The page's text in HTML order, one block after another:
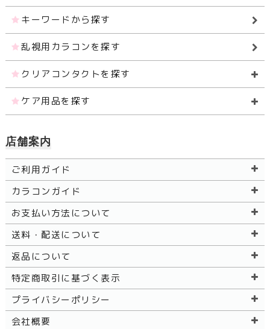
キーワードから探す
乱視用カラコンを探す
クリアコンタクトを探す
ケア用品を探す
店舗案内
ご利用ガイド
カラコンガイド
お支払い方法について
送料・配送について
返品について
特定商取引に基づく表示
プライバシーポリシー
会社概要